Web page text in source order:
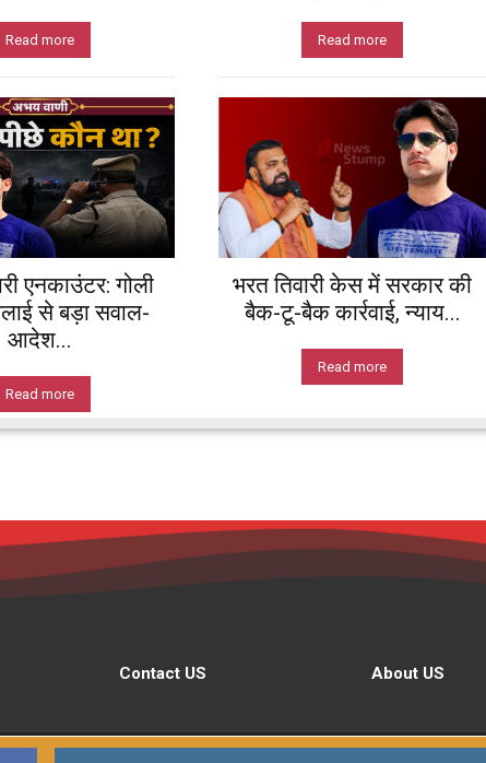
Read more Read more
एनकाउंटर: गोली
से बड़ा सवाल-
आदेश...
Read more
भरत तिवारी केस में सरकार की
बैक-टू-बैक कार्रवाई, न्याय...
Read more
Contact US About US